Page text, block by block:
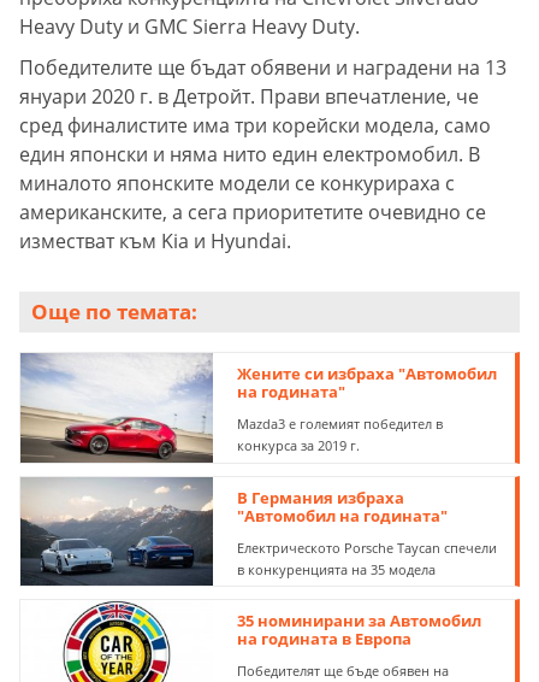
Heavy Duty и GMC Sierra Heavy Duty.
Победителите ще бъдат обявени и наградени на 13
януари 2020 г. в Детройт. Прави впечатление, че
сред финалистите има три корейски модела, само
един японски и няма нито един електромобил. В
миналото японските модели се конкурираха с
американските, а сега приоритетите очевидно се
изместват към Kia и Hyundai.
Още по темата:
Жените си избраха "Автомобил
на годината"
Mazda3 е големият победител в
конкурса за 2019 г.
В Германия избраха
"Автомобил на годината"
Електрическото Porsche Taycan спечели
в конкуренцията на 35 модела
35 номинирани за Автомобил
на годината в Европа
Победителят ще бъде обявен на